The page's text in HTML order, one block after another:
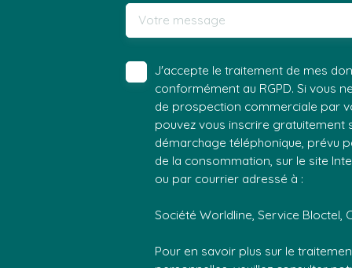
Votre message
J'accepte le traitement de mes
conformément au RGPD. Si vous
de prospection commerciale par
pouvez vous inscrire gratuitement
démarchage téléphonique, prévu
de la consommation, sur le site
ou par courrier adressé à :
Société Worldline, Service Bloctel,
Pour en savoir plus sur le